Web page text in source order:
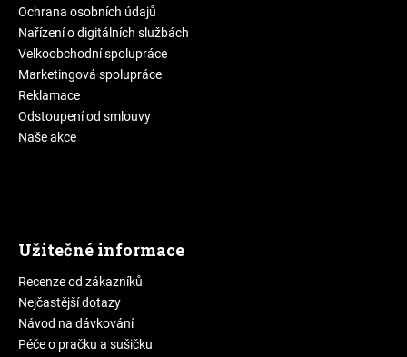
Ochrana osobních údajů
Nařízení o digitálních službách
Velkoobchodní spolupráce
Marketingová spolupráce
Reklamace
Odstoupení od smlouvy
Naše akce
Užitečné informace
Recenze od zákazníků
Nejčastější dotazy
Návod na dávkování
Péče o pračku a sušičku